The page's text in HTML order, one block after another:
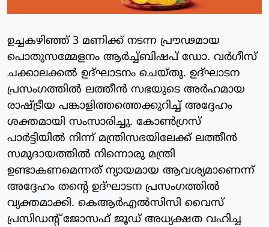
ഉച്ചകഴിഞ്ഞ് 3 മണിക്ക് നടന്ന പ്രൗഢമായ
പൊതുസമ്മേളനം ആർച്ച്ബിഷപ് ഡോ. വർഗീസ്
ചക്കാലക്കൽ ഉദ്ഘാടനം ചെയ്തു. ഉദ്ഘാടന
പ്രസംഗത്തിൽ ലത്തീൻ സഭയുടെ അർഹമായ
രാഷ്ട്രീയ പങ്കാളിത്തത്തെക്കുറിച്ച് അദ്ദേഹം
ശക്തമായി സംസാരിച്ചു. കോൺഗ്രസ്‌
പാർട്ടിയിൽ നിന്ന് മന്ത്രിസഭയിലേക്ക് ലത്തീൻ
സമുദായത്തിൽ നിന്നൊരു മന്ത്രി
ഉണ്ടാകണമെന്നത് ന്യായമായ ആവശ്യമാണെന്ന്‌
അദ്ദേഹം തന്റെ ഉദ്ഘാടന പ്രസംഗത്തിൽ
വ്യക്തമാക്കി. കെആർഎൽസിസി വൈസ്
പ്രസിഡന്റ് ജോസഫ് ജൂഡ് അധ്യക്ഷത വഹിച്ച